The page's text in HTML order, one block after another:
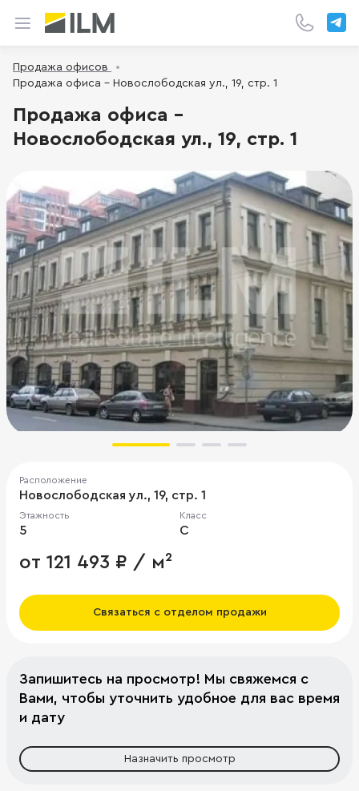
Продажа офисов
Продажа офиса - Новослободская ул., 19, стр. 1
Продажа офиса -
Новослободская ул., 19, стр. 1
Расположение
Новослободская ул., 19, стр. 1
Этажность
5
Класс
C
от 121 493 ₽ / м²
Связаться с отделом продажи
Запишитесь на просмотр! Мы свяжемся с
Вами, чтобы уточнить удобное для вас время
и дату
Назначить просмотр